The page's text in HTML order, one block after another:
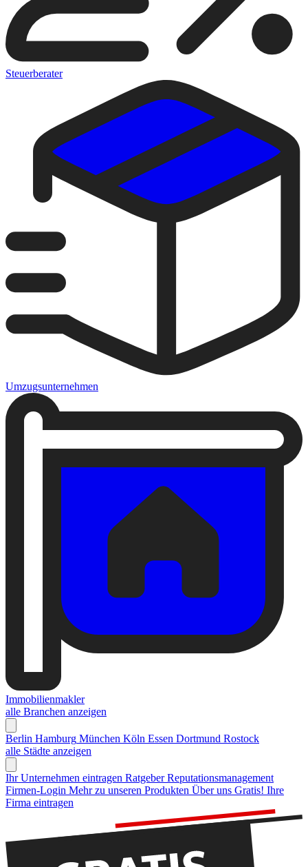
Steuerberater
Umzugsunternehmen
Immobilienmakler
alle Branchen anzeigen
Berlin Hamburg München Köln Essen Dortmund Rostock
alle Städte anzeigen
Ihr Unternehmen eintragen Ratgeber Reputationsmanagement
Firmen-Login Mehr zu unseren Produkten Über uns Gratis! Ihre
Firma eintragen